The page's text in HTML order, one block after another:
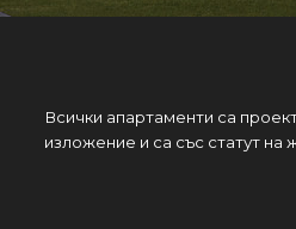
Всички апартаменти са
изложение и са със статут на